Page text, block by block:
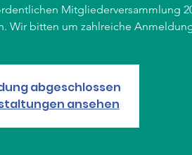
Mitgliederversammlung
Wir bitten um zahlreiche
abgeschlossen
ansehen